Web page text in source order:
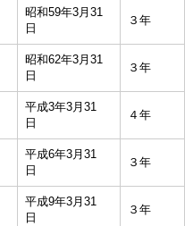
昭和59年3月31
日
３年
昭和62年3月31
日
３年
平成3年3月31
日
４年
平成6年3月31
日
３年
平成9年3月31
日
３年